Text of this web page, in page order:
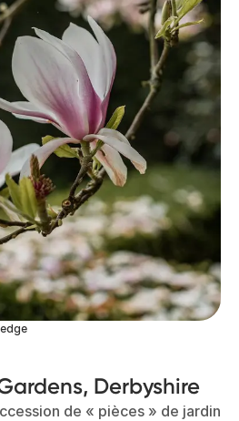
Derbyshire
de « pièces » de jardin